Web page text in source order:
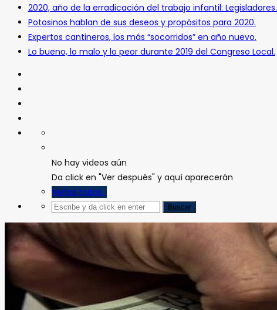
2020, año de la erradicación del trabajo infantil: Legisladores.
Potosinos hablan de sus deseos y propósitos para 2020.
Expertos cantineros, los más “socorridos” en año nuevo.
Lo bueno, lo malo y lo peor durante 2019 del Congreso Local.
No hay videos aún
Da click en "Ver después" y aquí aparecerán
Verlos todos